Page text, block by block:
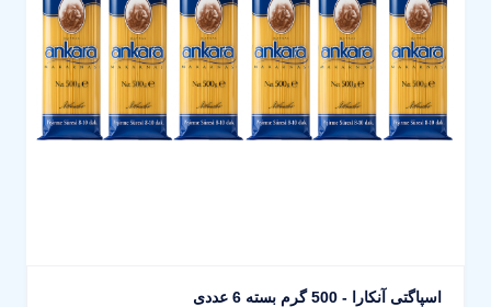
اسپاگتی آنکارا - 500 گرم بسته 6 عددی